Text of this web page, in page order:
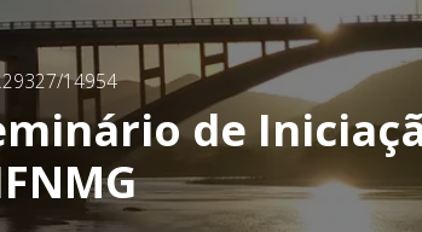
14954
de